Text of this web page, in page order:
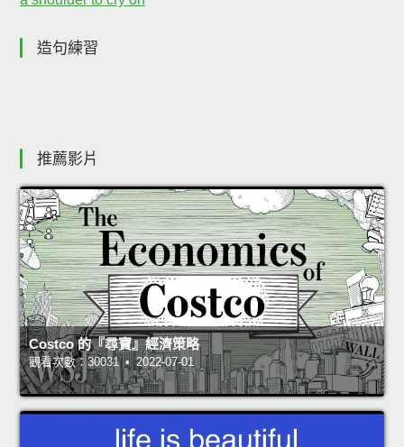
造句練習
推薦影片
Costco 的『尋寶』經濟策略
觀看次數：30031 • 2022-07-01